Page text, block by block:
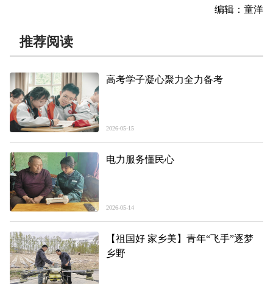
编辑：童洋
推荐阅读
高考学子凝心聚力全力备考
2026-05-15
电力服务懂民心
2026-05-14
【祖国好 家乡美】青年“飞手”逐梦
乡野